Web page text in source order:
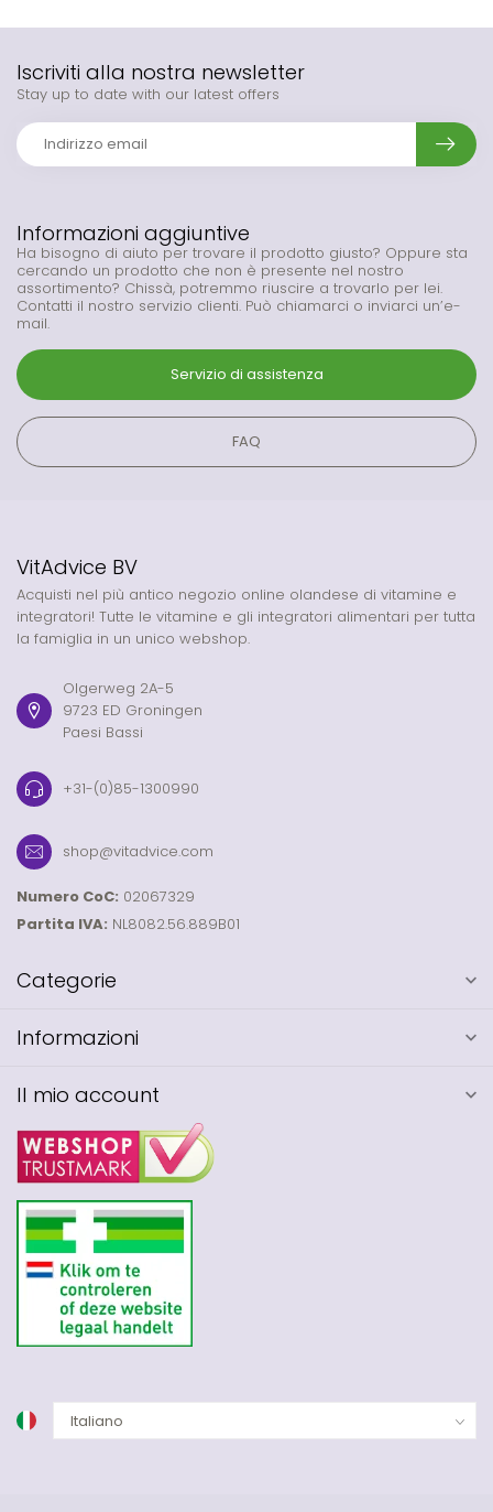
Informazioni aggiuntive
Ha bisogno di aiuto per trovare il prodotto giusto? Oppure sta
cercando un prodotto che non è presente nel nostro
assortimento? Chissà, potremmo riuscire a trovarlo per lei.
Contatti il nostro servizio clienti. Può chiamarci o inviarci un’e-
mail.
Servizio di assistenza
FAQ
Iscriviti alla nostra newsletter
Stay up to date with our latest offers
VitAdvice BV
Acquisti nel più antico negozio online olandese di vitamine e
integratori! Tutte le vitamine e gli integratori alimentari per tutta
la famiglia in un unico webshop.
Olgerweg 2A-5
9723 ED Groningen
Paesi Bassi
+31-(0)85-1300990
shop@vitadvice.com
Numero CoC: 02067329
Partita IVA: NL8082.56.889B01
Categorie
Informazioni
Il mio account